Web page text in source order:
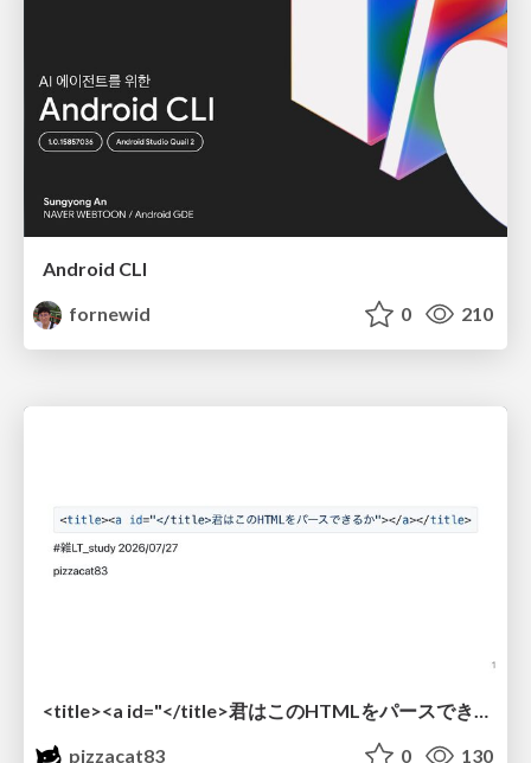
Android CLI
fornewid
0 210
pizzacat83
0 130